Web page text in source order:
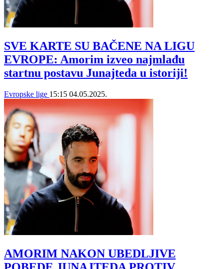
SVE KARTE SU BAČENE NA LIGU
EVROPE: Amorim izveo najmlađu
startnu postavu Junajteda u istoriji!
Evropske lige 15:15 04.05.2025.
AMORIM NAKON UBEDLJIVE